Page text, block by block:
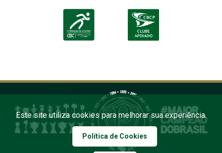
Este site utiliza cookies para melhorar sua experiência.
Política de Cookies